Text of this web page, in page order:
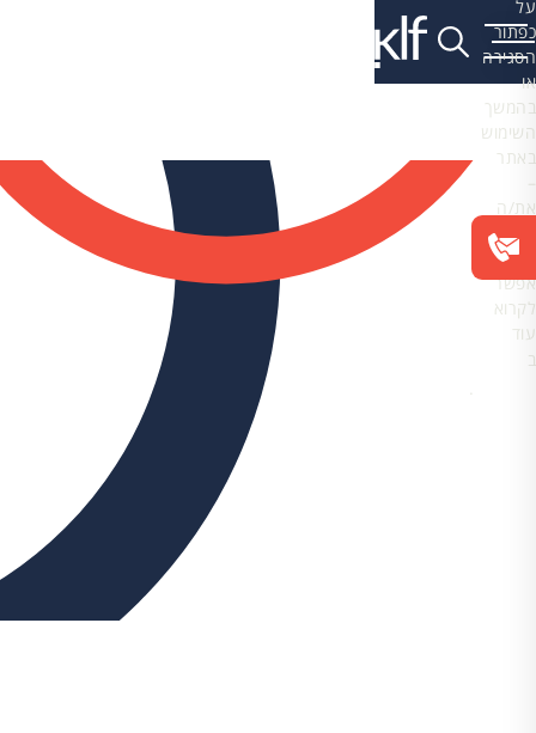
על
כפתור
הסגירה
או
בהמשך
השימוש
באתר
את/ה
מסכים/ה
לכך.
אפשר
לקרוא
עוד
ב
.